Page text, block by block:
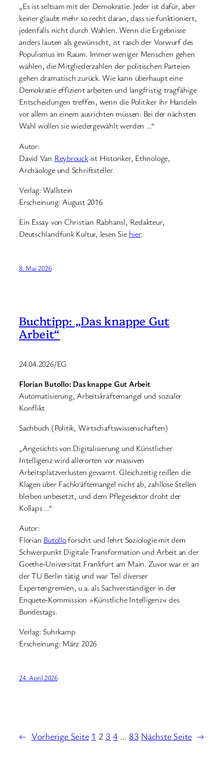
„Es ist seltsam mit der Demokratie. Jeder ist dafür, aber
keiner glaubt mehr so recht daran, dass sie funktioniert,
jedenfalls nicht durch Wahlen. Wenn die Ergebnisse
anders lauten als gewünscht, ist rasch der Vorwurf des
Populismus im Raum. Immer weniger Menschen gehen
wählen, die Mitgliederzahlen der politischen Parteien
gehen dramatisch zurück. Wie kann überhaupt eine
Demokratie effizient arbeiten und langfristig tragfähige
Entscheidungen treffen, wenn die Politiker ihr Handeln
vor allem an einem ausrichten müssen: Bei der nächsten
Wahl wollen sie wiedergewählt werden …“
Autor:
David Van Reybrouckist Historiker, Ethnologe,
Archäologe und Schriftsteller.
Verlag: Wallstein
Erscheinung: August 2016
Ein Essay von Christian Rabhansl, Redakteur,
Deutschlandfunk Kultur, lesen Sie hier.
8. Mai 2026
Buchtipp: „Das knappe Gut
Arbeit“
24.04.2026/EG
Florian Butollo: Das knappe Gut Arbeit
Automatisierung, Arbeitskräftemangel und sozialer
Konflikt
Sachbuch (Politik, Wirtschaftswissenschaften)
„Angesichts von Digitalisierung und Künstlicher
Intelligenz wird allerorten vor massiven
Arbeitsplatzverlusten gewarnt. Gleichzeitig reißen die
Klagen über Fachkräftemangel nicht ab, zahllose Stellen
bleiben unbesetzt, und dem Pflegesektor droht der
Kollaps …“
Autor:
Florian Butolloforscht und lehrt Soziologie mit dem
Schwerpunkt Digitale Transformation und Arbeit an der
Goethe-Universität Frankfurt am Main. Zuvor war er an
der TU Berlin tätig und war Teil diverser
Expertengremien, u.a. als Sachverständiger in der
Enquete-Kommission »Künstliche Intelligenz« des
Bundestags.
Verlag: Suhrkamp
Erscheinung: März 2026
24. April 2026
← Vorherige Seite 1 2 3 4 … 83 Nächste Seite →